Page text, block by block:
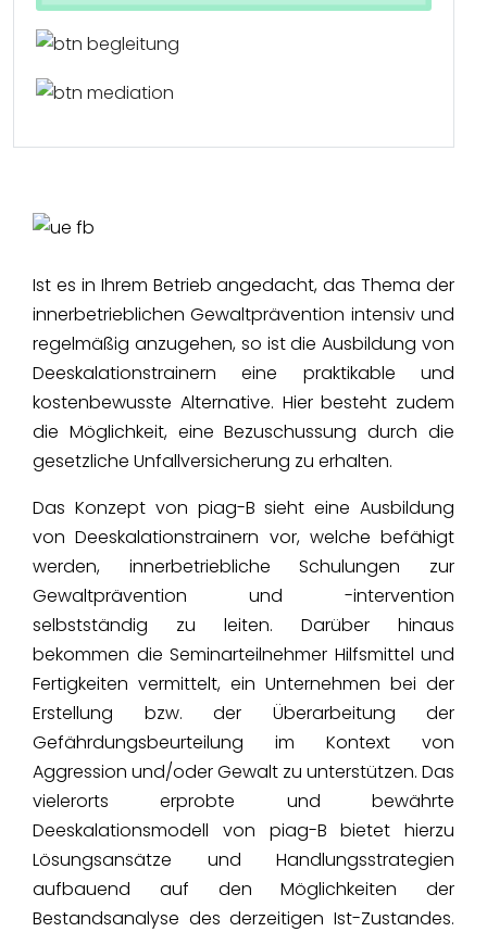
Ist es in Ihrem Betrieb angedacht, das Thema der
innerbetrieblichen Gewaltprävention intensiv und
regelmäßig anzugehen, so ist die Ausbildung von
Deeskalationstrainern eine praktikable und
kostenbewusste Alternative. Hier besteht zudem
die Möglichkeit, eine Bezuschussung durch die
gesetzliche Unfallversicherung zu erhalten.
Das Konzept von piag-B sieht eine Ausbildung
von Deeskalationstrainern vor, welche befähigt
werden, innerbetriebliche Schulungen zur
Gewaltprävention und -intervention
selbstständig zu leiten. Darüber hinaus
bekommen die Seminarteilnehmer Hilfsmittel und
Fertigkeiten vermittelt, ein Unternehmen bei der
Erstellung bzw. der Überarbeitung der
Gefährdungsbeurteilung im Kontext von
Aggression und/oder Gewalt zu unterstützen. Das
vielerorts erprobte und bewährte
Deeskalationsmodell von piag-B bietet hierzu
Lösungsansätze und Handlungsstrategien
aufbauend auf den Möglichkeiten der
Bestandsanalyse des derzeitigen Ist-Zustandes.